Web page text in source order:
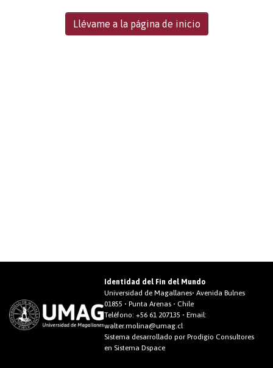
Llévame a la página de inicio
Identidad del Fin del Mundo
Universidad de Magallanes• Avenida Bulnes
01855 • Punta Arenas • Chile
Teléfono:+56 61 207135 • Email:
walter.molina@umag.cl
Sistema desarrollado por Prodigio Consultores
en Sistema Dspace